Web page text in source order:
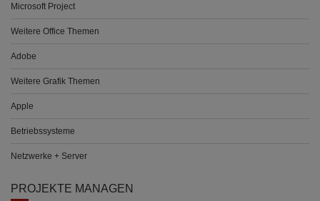
Microsoft Project
Weitere Office Themen
Adobe
Weitere Grafik Themen
Apple
Betriebssysteme
Netzwerke + Server
PROJEKTE MANAGEN